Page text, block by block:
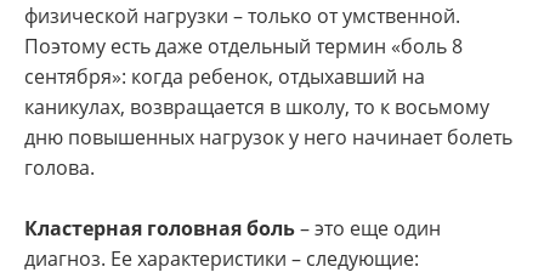
физической нагрузки – только от умственной.
Поэтому есть даже отдельный термин «боль 8
сентября»: когда ребенок, отдыхавший на
каникулах, возвращается в школу, то к восьмому
дню повышенных нагрузок у него начинает болеть
голова.
Кластерная головная боль– это еще один
диагноз. Ее характеристики – следующие: